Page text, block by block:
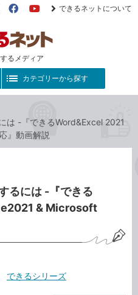
るメディア
X（旧
FacebookYouTube
できるネットについて
カテゴリーから探す
は -『できるWord&Excel 2021
』動画解説
るには -『できる
& Microsoft
できるシリーズ